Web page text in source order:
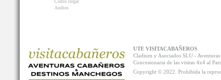
Como llegar
Audios
UTE VISITACABAÑEROS
Cladium y Asociados SLU -
Concesionaria de las visitas 4x4 al
Copyright © 2022. Prohibida la